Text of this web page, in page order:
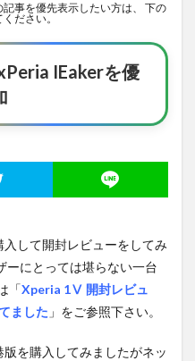
事を優先表示したい方は、 下の
ださい。
IEakerを優
して開封レビューをしてみ
ーにとっては堪らない一台
「Xperia 1Ⅴ 開封レビュ
ました 」をご参照下さい。
を購入してみましたがネッ